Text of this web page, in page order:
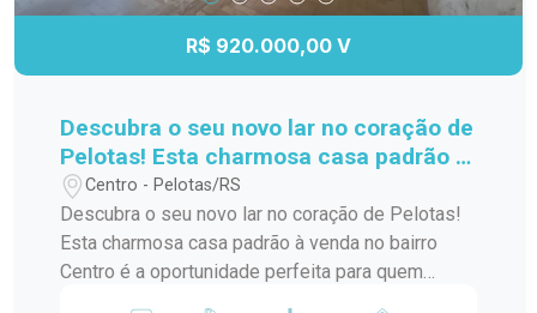
R$ 920.000,00 V
Descubra o seu novo lar no coração de
Pelotas! Esta charmosa casa padrão à
venda no bairro Centro é a
oportunidade perfeita para quem
busca conforto e praticidade. Com
uma localização privilegiada, você
Centro - Pelotas/RS
Descubra o seu novo lar no coração de Pelotas!
Esta charmosa casa padrão à venda no bairro
Centro é a oportunidade perfeita para quem